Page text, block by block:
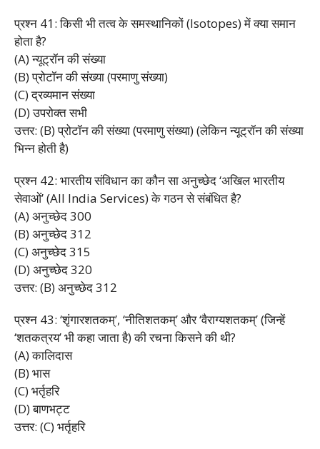
प्रश्न 41: किसी भी तत्व के समस्थानिकों (Isotopes) में क्या समान
होता है?
(A) न्यूट्रॉन की संख्या
(B) प्रोटॉन की संख्या (परमाणु संख्या)
(C) द्रव्यमान संख्या
(D) उपरोक्त सभी
उत्तर: (B) प्रोटॉन की संख्या (परमाणु संख्या) (लेकिन न्यूट्रॉन की संख्या
भिन्न होती है)
प्रश्न 42: भारतीय संविधान का कौन सा अनुच्छेद ‘अखिल भारतीय
सेवाओं’ (All India Services) के गठन से संबंधित है?
(A) अनुच्छेद 300
(B) अनुच्छेद 312
(C) अनुच्छेद 315
(D) अनुच्छेद 320
उत्तर: (B) अनुच्छेद 312
प्रश्न 43: ‘शृंगारशतकम्’, ‘नीतिशतकम्’ और ‘वैराग्यशतकम्’ (जिन्हें
‘शतकत्रय’ भी कहा जाता है) की रचना किसने की थी?
(A) कालिदास
(B) भास
(C) भर्तृहरि
(D) बाणभट्ट
उत्तर: (C) भर्तृहरि